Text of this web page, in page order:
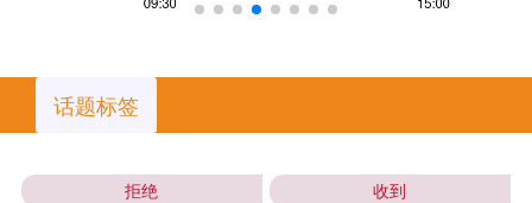
话题标签
拒绝 收到